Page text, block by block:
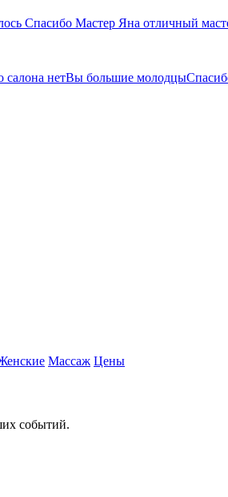
Спасибо Мастер Яна отличный
салона нетВы большие
Массаж Цены
событий.